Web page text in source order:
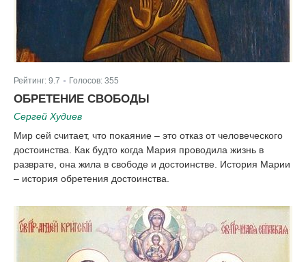
Рейтинг: 9.7 Голосов: 355
ОБРЕТЕНИЕ СВОБОДЫ
Сергей Худиев
Мир сей считает, что покаяние – это отказ от человеческого
достоинства. Как будто когда Мария проводила жизнь в
разврате, она жила в свободе и достоинстве. История Марии
– история обретения достоинства.